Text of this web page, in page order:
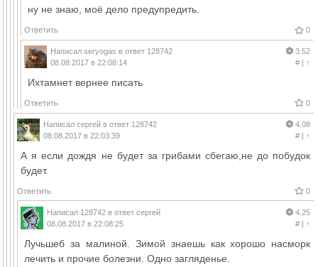
ну не знаю, моё дело предупредить.
Ответить 0
Написал seryogas в ответ 128742
08.08.2017 в 22:08:14
3.52
#| ↑
Ихтамнет вернее писать
Ответить 0
Написал сергей в ответ 128742
08.08.2017 в 22:03:39
4.08
#| ↑
А я если дождя не будет за грибами сбегаю,не до побудок
будет.
Ответить 0
Написал 128742 в ответ сергей
08.08.2017 в 22:08:25
4.25
#| ↑
Лучьшеб за малиной. Зимой знаешь как хорошо насморк
лечить и прочие болезни. Одно загляденье.